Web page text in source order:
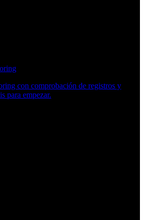
con comprobación de registros y
para empezar.